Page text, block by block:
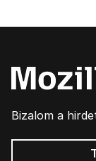
Bizalom a